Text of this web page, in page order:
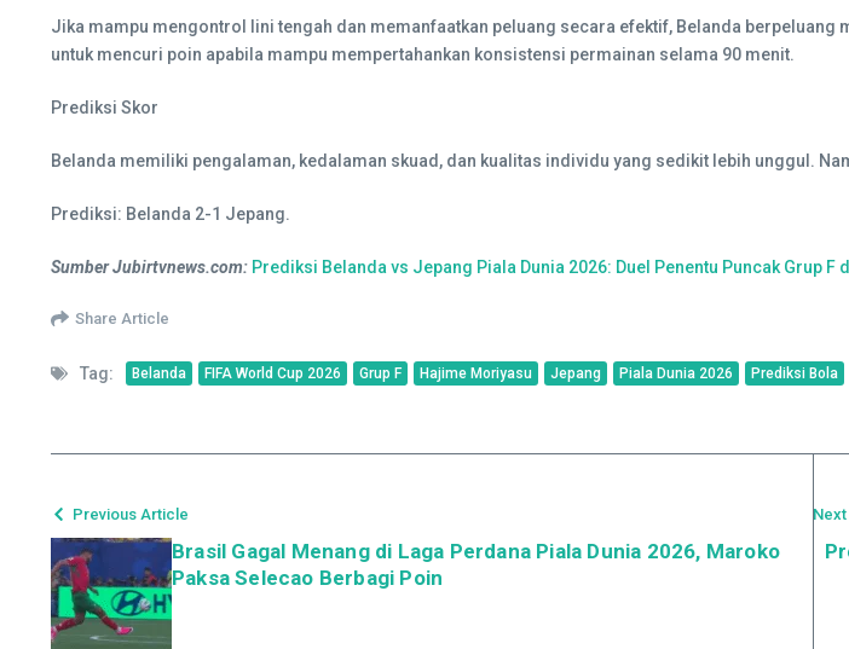
Jika mampu mengontrol lini tengah dan memanfaatkan peluang secara efektif, Belanda
untuk mencuri poin apabila mampu mempertahankan konsistensi permainan selama 90 menit.
Prediksi Skor
Belanda memiliki pengalaman, kedalaman skuad, dan kualitas individu yang sedikit lebih unggul.
Prediksi: Belanda 2-1 Jepang.
Sumber Jubirtvnews.com: Prediksi Belanda vs Jepang Piala Dunia 2026: Duel Penentu Puncak Grup F
Share Article
Tag: Belanda FIFA World Cup 2026 Grup F Hajime Moriyasu Jepang Piala Dunia 2026 Prediksi Bola
Previous Article
Brasil Gagal Menang di Laga Perdana Piala Dunia 2026, Maroko
Paksa Selecao Berbagi Poin